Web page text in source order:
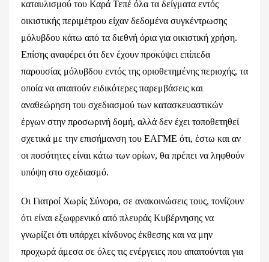
καταυλισμού του Καρά Τεπέ όλα τα δείγματα εντός
οικιστικής περιμέτρου είχαν δεδομένα συγκέντρωσης
μόλυβδου κάτω από τα διεθνή όρια για οικιστική χρήση.
Επίσης αναφέρει ότι δεν έχουν προκύψει επίπεδα
παρουσίας μόλυβδου εντός της οριοθετημένης περιοχής, τα
οποία να απαιτούν ειδικότερες παρεμβάσεις και
αναθεώρηση του σχεδιασμού των κατασκευαστικών
έργων στην προσωρινή δομή, αλλά δεν έχει τοποθετηθεί
σχετικά με την επισήμανση του ΕΑΓΜΕ ότι, έστω και αν
οι ποσότητες είναι κάτω των ορίων, θα πρέπει να ληφθούν
υπόψη στο σχεδιασμό.
Οι Γιατροί Χωρίς Σύνορα, σε ανακοινώσεις τους, τονίζουν
ότι είναι εξωφρενικό από πλευράς Κυβέρνησης να
γνωρίζει ότι υπάρχει κίνδυνος έκθεσης και να μην
προχωρά άμεσα σε όλες τις ενέργειες που απαιτούνται για